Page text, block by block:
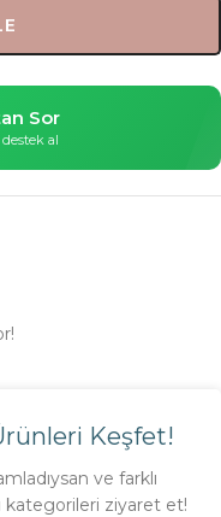
Sor
al
Keşfet!
ve farklı
kategorileri ziyaret et!